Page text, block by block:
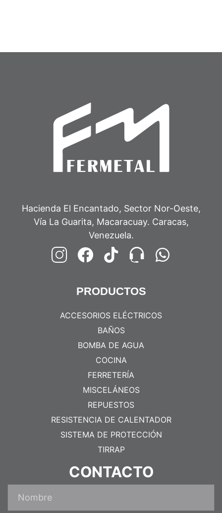
Hacienda El Encantado, Sector Nor-Oeste,
Vía La Guarita, Macaracuay. Caracas,
Venezuela.
PRODUCTOS
ACCESORIOS ELÉCTRICOS
BAÑOS
BOMBA DE AGUA
COCINA
FERRETERÍA
MISCELÁNEOS
REPUESTOS
RESISTENCIA DE CALENTADOR
SISTEMA DE PROTECCIÓN
TIRRAP
CONTACTO